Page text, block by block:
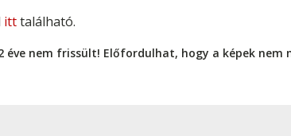
itttalálható.
éve nem frissült! Előfordulhat, hogy a képek nem